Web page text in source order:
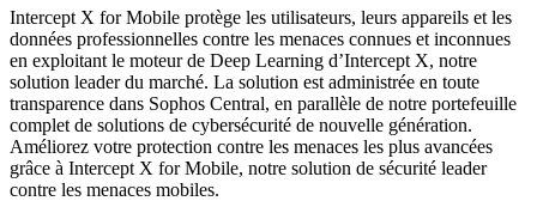
Intercept X for Mobile protège les utilisateurs, leurs appareils et les
données professionnelles contre les menaces connues et inconnues
en exploitant le moteur de Deep Learning d’Intercept X, notre
solution leader du marché. La solution est administrée en toute
transparence dans Sophos Central, en parallèle de notre portefeuille
complet de solutions de cybersécurité de nouvelle génération.
Améliorez votre protection contre les menaces les plus avancées
grâce à Intercept X for Mobile, notre solution de sécurité leader
contre les menaces mobiles.